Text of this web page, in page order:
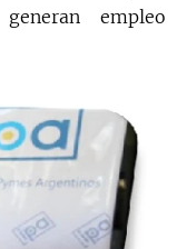
empleo